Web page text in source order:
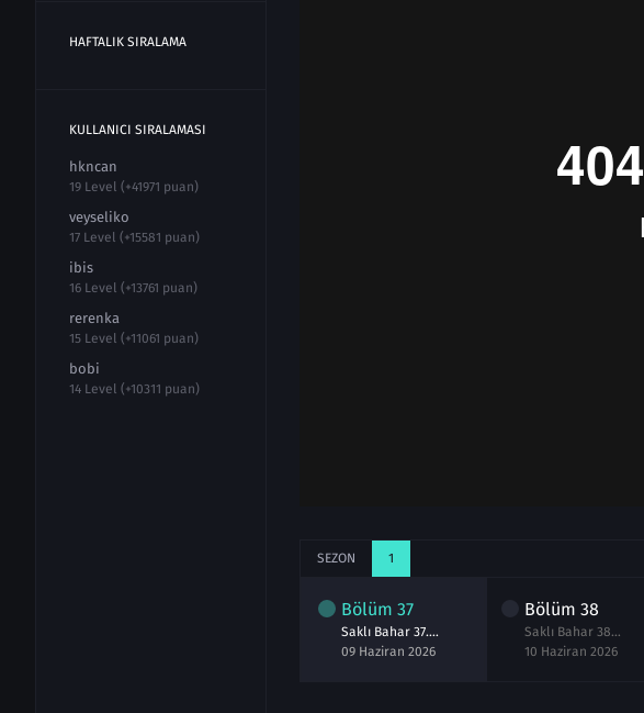
HAFTALIK SIRALAMA
KULLANICI SIRALAMASI
hkncan
19 Level (+41971 puan)
veyseliko
17 Level (+15581 puan)
ibis
16 Level (+13761 puan)
rerenka
15 Level (+11061 puan)
bobi
14 Level (+10311 puan)
SEZON 1
Bölüm 37
Saklı Bahar 37.Bölüm izle
09 Haziran 2026
Bölüm38
Saklı Bahar 38.Bölüm izle
10 Haziran 2026